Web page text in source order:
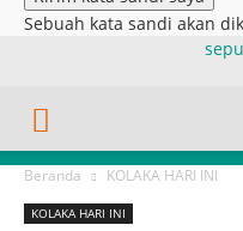
Sebuah kata sandi akan
Beranda KOLAKA HARI INI
KOLAKA HARI INI